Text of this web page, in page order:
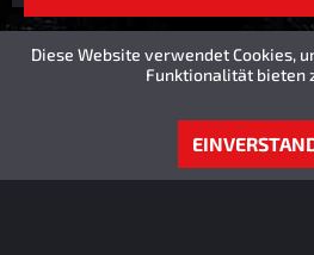
Diese Website verwendet Cookies,
Funktionalität bieten